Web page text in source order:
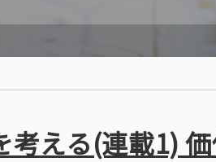
える(連載1)